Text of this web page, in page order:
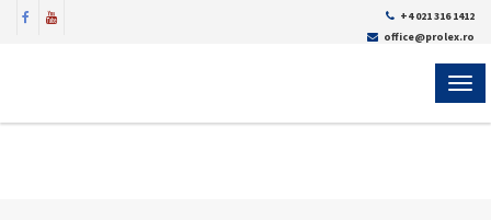
+4 021 316 1412
office@prolex.ro